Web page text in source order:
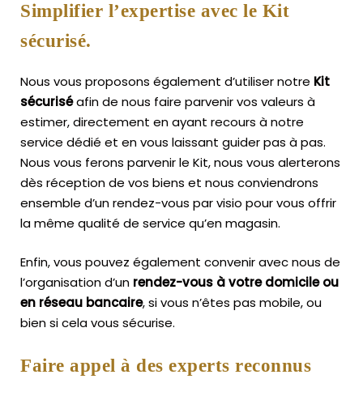
Simplifier l’expertise avec le Kit
sécurisé.
Nous vous proposons également d’utiliser notre Kit
sécuriséafin de nous faire parvenir vos valeurs à
estimer, directement en ayant recours à notre
service dédié et en vous laissant guider pas à pas.
Nous vous ferons parvenir le Kit, nous vous alerterons
dès réception de vos biens et nous conviendrons
ensemble d’un rendez-vous par visio pour vous offrir
la même qualité de service qu’en magasin.
Enfin, vous pouvez également convenir avec nous de
l’organisation d’un rendez-vous à votre domicile ou
en réseau bancaire, si vous n’êtes pas mobile, ou
bien si cela vous sécurise.
Faire appel à des experts reconnus